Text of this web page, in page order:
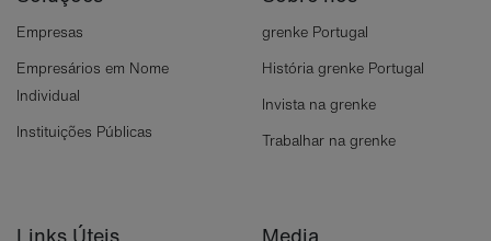
Empresas
Empresários em Nome
Individual
Instituições Públicas
grenke Portugal
História grenke Portugal
Invista na grenke
Trabalhar na grenke